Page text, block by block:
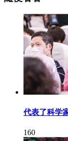
代表了科学
160